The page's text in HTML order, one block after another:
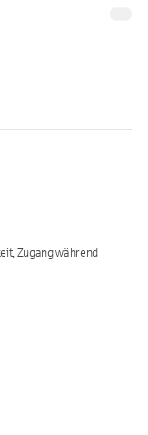
Zugang während